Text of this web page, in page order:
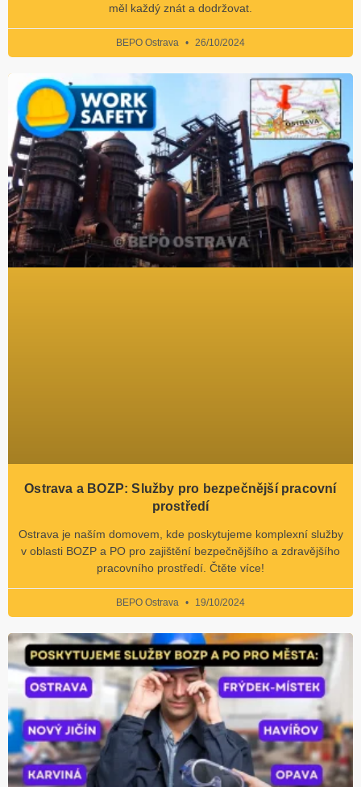
měl každý znát a dodržovat.
BEPO Ostrava 26/10/2024
Ostrava a BOZP: Služby pro bezpečnější pracovní
prostředí
Ostrava je naším domovem, kde poskytujeme komplexní služby
v oblasti BOZP a PO pro zajištění bezpečnějšího a zdravějšího
pracovního prostředí. Čtěte více!
BEPO Ostrava 19/10/2024